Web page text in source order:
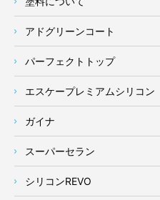
アドグリーンコート
パーフェクトトップ
エスケープレミアムシリコン
ガイナ
スーパーセラン
シリコンREVO